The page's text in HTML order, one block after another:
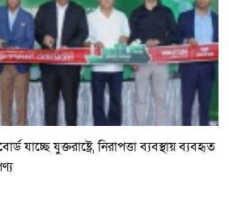
যাচ্ছে যুক্তরাষ্ট্রে, নিরাপত্তা ব্যবস্থায় ব্যবহৃত